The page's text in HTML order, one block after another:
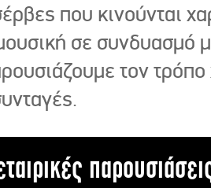
που κινούνται
σε συνδυασμό
τον